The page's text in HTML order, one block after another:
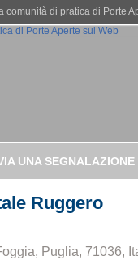
comunità di pratica di Porte
UNA SEGNALAZIONE
Ruggero
Puglia, 71036,